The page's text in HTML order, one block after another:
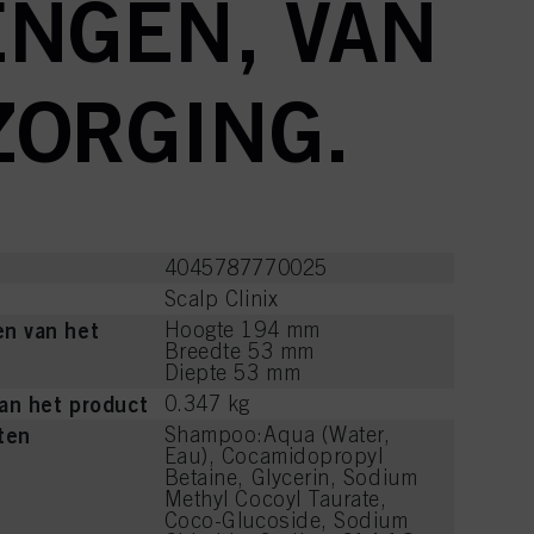
VAN
4045787770025
Scalp Clinix
van het
Hoogte 194 mm
Breedte 53 mm
Diepte 53 mm
het product 0.347 kg
Shampoo:Aqua (Water,
Eau), Cocamidopropyl
Betaine, Glycerin, Sodium
Methyl Cocoyl Taurate,
Coco-Glucoside, Sodium